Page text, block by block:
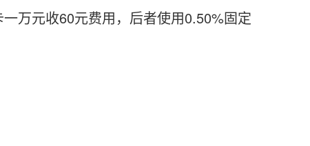
万元收60元费用，后者使用0.50%固定